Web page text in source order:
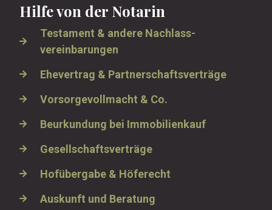
Hilfe von der Notarin
Testament & andere Nachlass­
vereinbarungen
Ehevertrag & Partnerschaftsverträge
Vorsorgevollmacht & Co.
Beurkundung bei Immobilienkauf
Gesellschaftsverträge
Hofübergabe & Höferecht
Auskunft und Beratung